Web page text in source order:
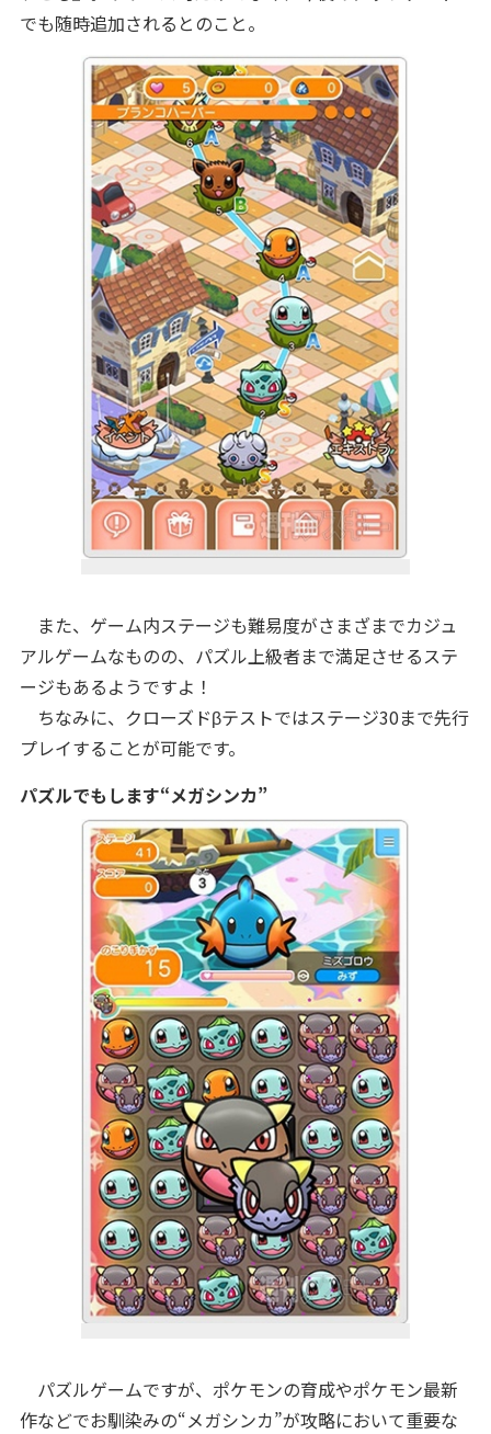
でも随時追加されるとのこと。
また、ゲーム内ステージも難易度がさまざまでカジュ
アルゲームなものの、パズル上級者まで満足させるステ
ージもあるようですよ！
ちなみに、クローズドβテストではステージ30まで先行
プレイすることが可能です。
パズルでもします“メガシンカ”
パズルゲームですが、ポケモンの育成やポケモン最新
作などでお馴染みの“メガシンカ”が攻略において重要な